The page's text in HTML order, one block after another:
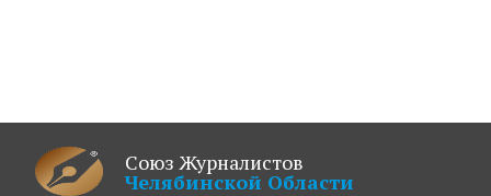
Союз Журналистов
Челябинской Области